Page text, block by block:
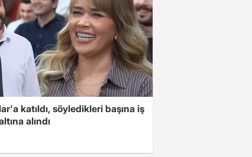
katıldı, söyledikleri başına iş
alındı